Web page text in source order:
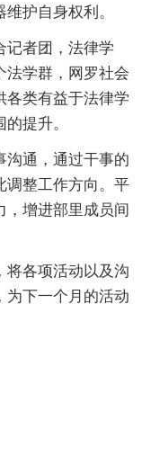
护自身权利。
记者团，法律学
法学群，网罗社会
各类有益于法律学
提升。
沟通，通过干事的
调整工作方向。平
，增进部里成员间
将各项活动以及沟
为下一个月的活动